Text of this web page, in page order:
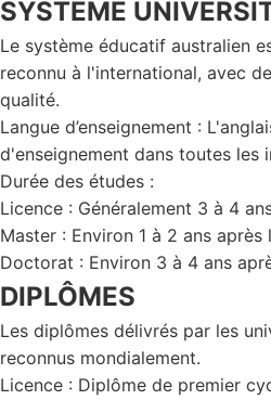
SYSTÈME
Le système éducatif australien
reconnu à l'international, avec
qualité.
Langue d’enseignement :
d'enseignement dans toutes les
Durée des études :
Licence : Généralement 3 à 4
Master : Environ 1 à 2 ans après
Doctorat : Environ 3 à 4 ans
DIPLÔMES
Les diplômes délivrés par les
reconnus mondialement.
Licence : Diplôme de premier